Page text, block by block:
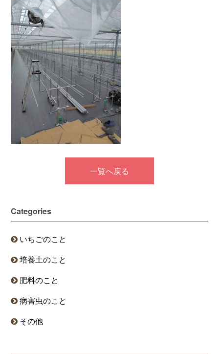
一覧へ戻る
Categories
いちごのこと
培養土のこと
肥料のこと
病害虫のこと
その他